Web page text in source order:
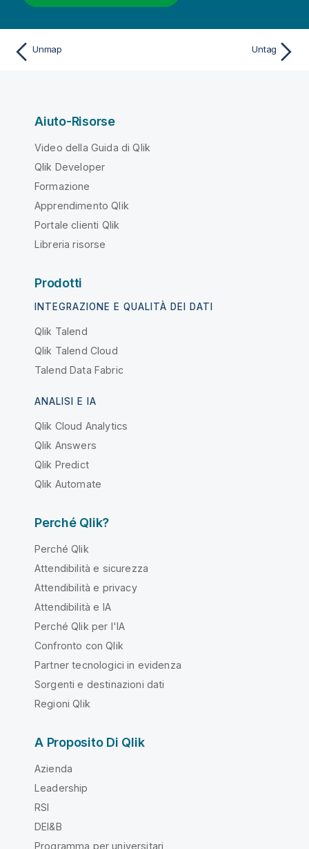
Unmap Untag
Aiuto-Risorse
Video della Guida di Qlik
Qlik Developer
Formazione
Apprendimento Qlik
Portale clienti Qlik
Libreria risorse
Prodotti
INTEGRAZIONE E QUALITÀ DEI DATI
Qlik Talend
Qlik Talend Cloud
Talend Data Fabric
ANALISI E IA
Qlik Cloud Analytics
Qlik Answers
Qlik Predict
Qlik Automate
Perché Qlik?
Perché Qlik
Attendibilità e sicurezza
Attendibilità e privacy
Attendibilità e IA
Perché Qlik per l'IA
Confronto con Qlik
Partner tecnologici in evidenza
Sorgenti e destinazioni dati
Regioni Qlik
A Proposito Di Qlik
Azienda
Leadership
RSI
DEI&B
Programma per universitari